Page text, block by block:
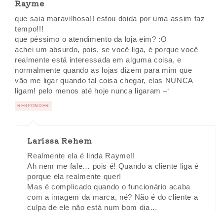
Rayme
que saia maravilhosa!! estou doida por uma assim faz
tempo!!!
que péssimo o atendimento da loja eim? :O
achei um absurdo, pois, se você liga, é porque você
realmente está interessada em alguma coisa, e
normalmente quando as lojas dizem para mim que
vão me ligar quando tal coisa chegar, elas NUNCA
ligam! pelo menos até hoje nunca ligaram –‘
RESPONDER
Larissa Rehem
Realmente ela é linda Rayme!!
Ah nem me fale… pois é! Quando a cliente liga é
porque ela realmente quer!
Mas é complicado quando o funcionário acaba
com a imagem da marca, né? Não é do cliente a
culpa de ele não está num bom dia…